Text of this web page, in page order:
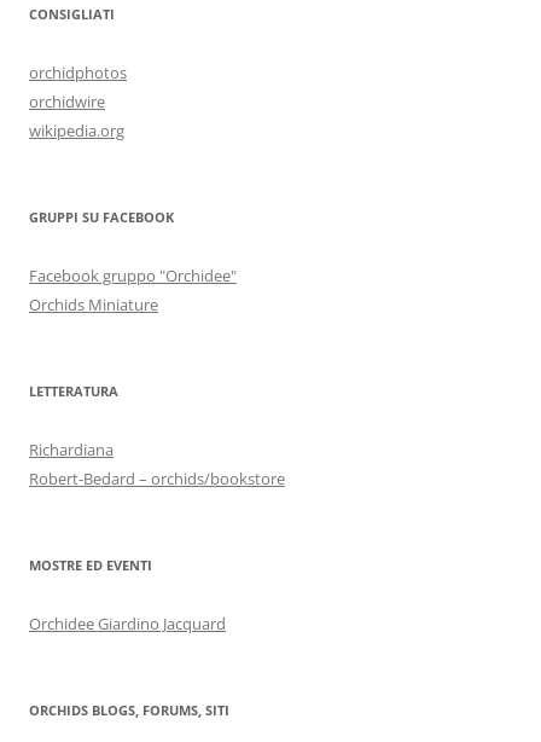
CONSIGLIATI
orchidphotos
orchidwire
wikipedia.org
GRUPPI SU FACEBOOK
Facebook gruppo "Orchidee"
Orchids Miniature
LETTERATURA
Richardiana
Robert-Bedard – orchids/bookstore
MOSTRE ED EVENTI
Orchidee Giardino Jacquard
ORCHIDS BLOGS, FORUMS, SITI